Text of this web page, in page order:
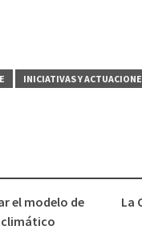
INICIATIVAS Y
el modelo de
La